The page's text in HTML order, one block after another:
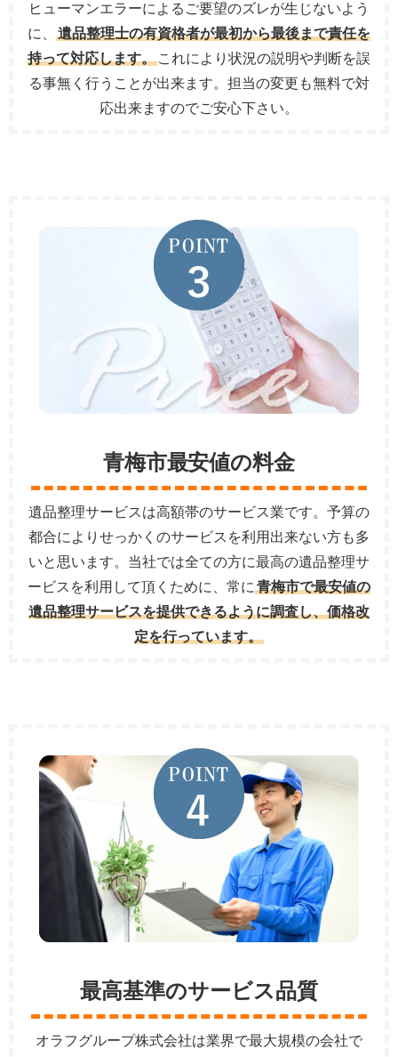
ヒューマンエラーによるご要望のズレが生じないよう
に、遺品整理士の有資格者が最初から最後まで責任を
持って対応します。 これにより状況の説明や判断を誤
る事無く行うことが出来ます。担当の変更も無料で対
応出来ますのでご安心下さい。
青梅市最安値の料金
遺品整理サービスは高額帯のサービス業です。予算の
都合によりせっかくのサービスを利用出来ない方も多
いと思います。当社では全ての方に最高の遺品整理サ
ービスを利用して頂くために、常に 青梅市で最安値の
遺品整理サービスを提供できるように調査し、価格改
定を行っています。
最高基準のサービス品質
オラフグループ株式会社は業界で最大規模の会社で